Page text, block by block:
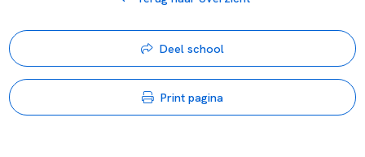
Deel school
Print pagina